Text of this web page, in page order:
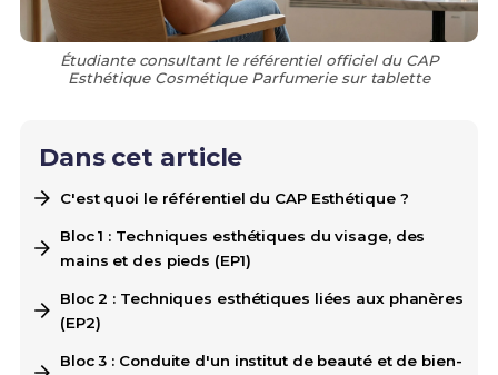
Étudiante consultant le référentiel officiel du CAP
Esthétique Cosmétique Parfumerie sur tablette
Dans cet article
C'est quoi le référentiel du CAP Esthétique ?
Bloc 1 : Techniques esthétiques du visage, des
mains et des pieds (EP1)
Bloc 2 : Techniques esthétiques liées aux phanères
(EP2)
Bloc 3 : Conduite d'un institut de beauté et de bien-